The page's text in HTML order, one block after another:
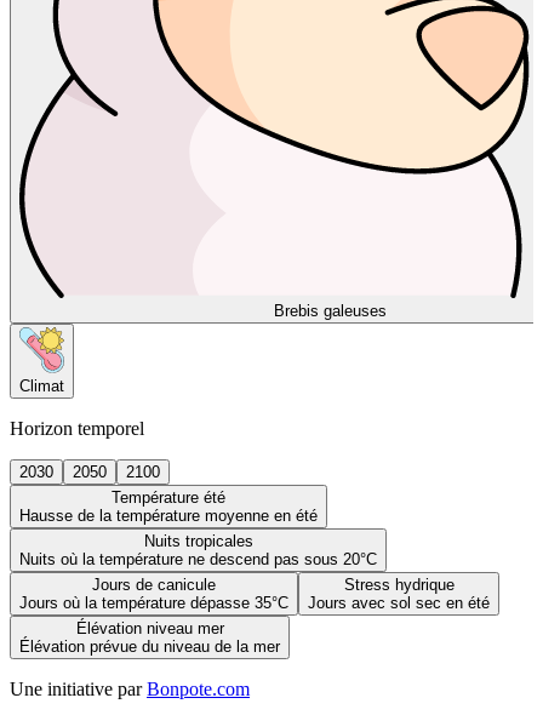
Brebis galeuses
Climat
Horizon temporel
2030 2050
2100
Température été
Hausse de la température moyenne en été
Nuits tropicales
Nuits où la température ne descend pas sous 20°C
Jours de canicule
Jours où la température dépasse 35°C
Stress hydrique
Jours avec sol sec en été
Élévation niveau mer
Élévation prévue du niveau de la mer
Une initiative par Bonpote.com